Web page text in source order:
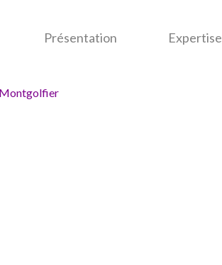
Présentation Expertise